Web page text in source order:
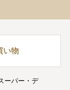
い物
ーパー・デ